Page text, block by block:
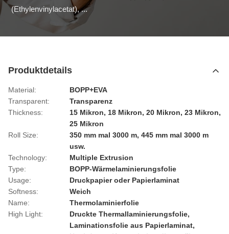
(Ethylenvinylacetat), ...
Produktdetails
Material:
BOPP+EVA
Transparent:
Transparenz
Thickness:
15 Mikron, 18 Mikron, 20 Mikron, 23 Mikron,
25 Mikron
Roll Size:
350 mm mal 3000 m, 445 mm mal 3000 m
usw.
Technology:
Multiple Extrusion
Type:
BOPP-Wärmelaminierungsfolie
Usage:
Druckpapier oder Papierlaminat
Softness:
Weich
Name:
Thermolaminierfolie
High Light:
Druckte Thermallaminierungsfolie,
Laminationsfolie aus Papierlaminat,